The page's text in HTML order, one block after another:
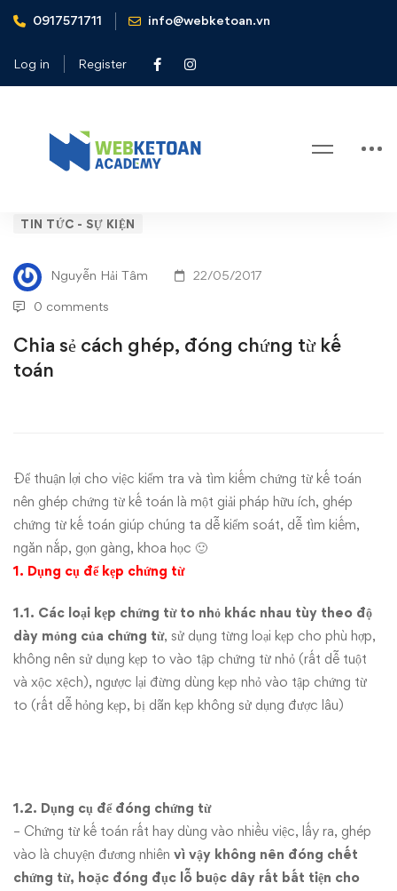
0917571711 info@webketoan.vn
Log in Register
Home
Tin tức - Sự kiện
Chia
sẻ
cách
ghép,
đóng
từ
kế
toán
TIN TỨC - SỰ KIỆN
Nguyễn Hải Tâm 22/05/2017
0 comments
Chia sẻ cách ghép, đóng chứng từ kế
toán
Để thuận lợi cho việc kiểm tra và tìm kiếm chứng từ kế toán
nên ghép chứng từ kế toán là một giải pháp hữu ích, ghép
chứng từ kế toán giúp chúng ta dễ kiểm soát, dễ tìm kiếm,
ngăn nắp, gọn gàng, khoa học 🙂
1. Dụng cụ để kẹp chứng từ
1.1. Các loại kẹp chứng từ to nhỏ khác nhau tùy theo độ
dày mỏng của chứng từ, sử dụng từng loại kẹp cho phù hợp,
không nên sử dụng kẹp to vào tập chứng từ nhỏ (rất dễ tuột
và xộc xệch), ngược lại đừng dùng kẹp nhỏ vào tập chứng từ
to (rất dễ hỏng kẹp, bị dãn kẹp không sử dụng được lâu)
1.2. Dụng cụ để đóng chứng từ
– Chứng từ kế toán rất hay dùng vào nhiều việc, lấy ra, ghép
vào là chuyện đương nhiên vì vậy không nên đóng chết
chứng từ, hoặc đóng đục lỗ buộc dây rất bất tiện cho